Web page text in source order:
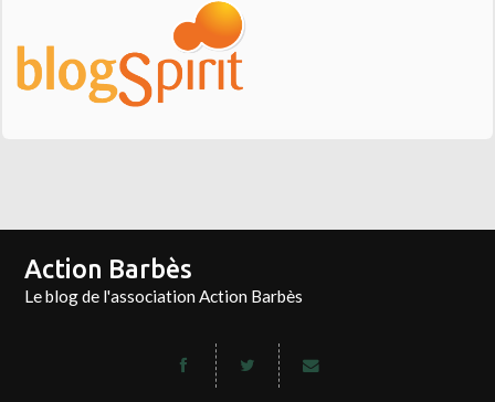
Action Barbès
Le blog de l'association Action Barbès